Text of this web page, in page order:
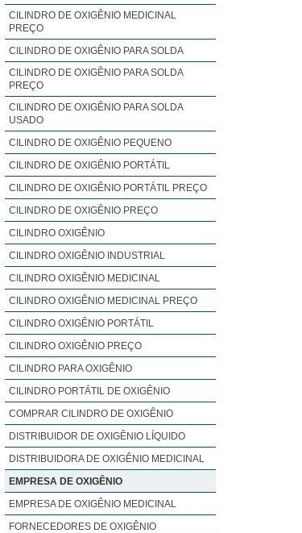
CILINDRO DE OXIGÊNIO MEDICINAL
PREÇO
CILINDRO DE OXIGÊNIO PARA SOLDA
CILINDRO DE OXIGÊNIO PARA SOLDA
PREÇO
CILINDRO DE OXIGÊNIO PARA SOLDA
USADO
CILINDRO DE OXIGÊNIO PEQUENO
CILINDRO DE OXIGÊNIO PORTÁTIL
CILINDRO DE OXIGÊNIO PORTÁTIL PREÇO
CILINDRO DE OXIGÊNIO PREÇO
CILINDRO OXIGÊNIO
CILINDRO OXIGÊNIO INDUSTRIAL
CILINDRO OXIGÊNIO MEDICINAL
CILINDRO OXIGÊNIO MEDICINAL PREÇO
CILINDRO OXIGÊNIO PORTÁTIL
CILINDRO OXIGÊNIO PREÇO
CILINDRO PARA OXIGÊNIO
CILINDRO PORTÁTIL DE OXIGÊNIO
COMPRAR CILINDRO DE OXIGÊNIO
DISTRIBUIDOR DE OXIGÊNIO LÍQUIDO
DISTRIBUIDORA DE OXIGÊNIO MEDICINAL
EMPRESA DE OXIGÊNIO
EMPRESA DE OXIGÊNIO MEDICINAL
FORNECEDORES DE OXIGÊNIO